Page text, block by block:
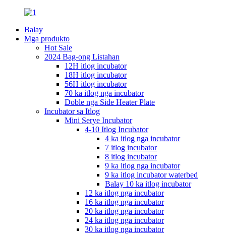
Balay
Mga produkto
Hot Sale
2024 Bag-ong Listahan
12H itlog incubator
18H itlog incubator
56H itlog incubator
70 ka itlog nga incubator
Doble nga Side Heater Plate
Incubator sa Itlog
Mini Serye Incubator
4-10 Itlog Incubator
4 ka itlog nga incubator
7 itlog incubator
8 itlog incubator
9 ka itlog nga incubator
9 ka itlog incubator waterbed
Balay 10 ka itlog incubator
12 ka itlog nga incubator
16 ka itlog nga incubator
20 ka itlog nga incubator
24 ka itlog nga incubator
30 ka itlog nga incubator